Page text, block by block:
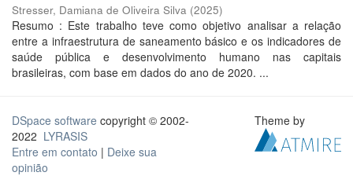
Stresser, Damiana de Oliveira Silva (2025)
Resumo : Este trabalho teve como objetivo analisar a relação
entre a infraestrutura de saneamento básico e os indicadores de
saúde pública e desenvolvimento humano nas capitais
brasileiras, com base em dados do ano de 2020. ...
DSpace software copyright © 2002-
2022 LYRASIS
Entre em contato | Deixe sua
opinião
Theme by